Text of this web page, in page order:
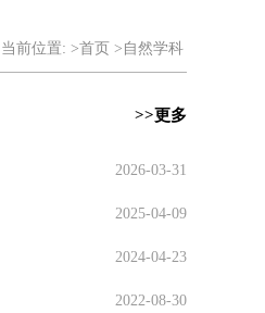
当前位置: >首页 > 自然学科
>>更多
2026-03-31
2025-04-09
2024-04-23
2022-08-30